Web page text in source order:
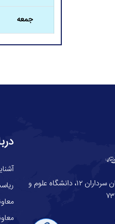
جمعه
بابل، خیابان شیخ طبرسی، خیابان سرداران ۱۲، دانشگاه علوم و